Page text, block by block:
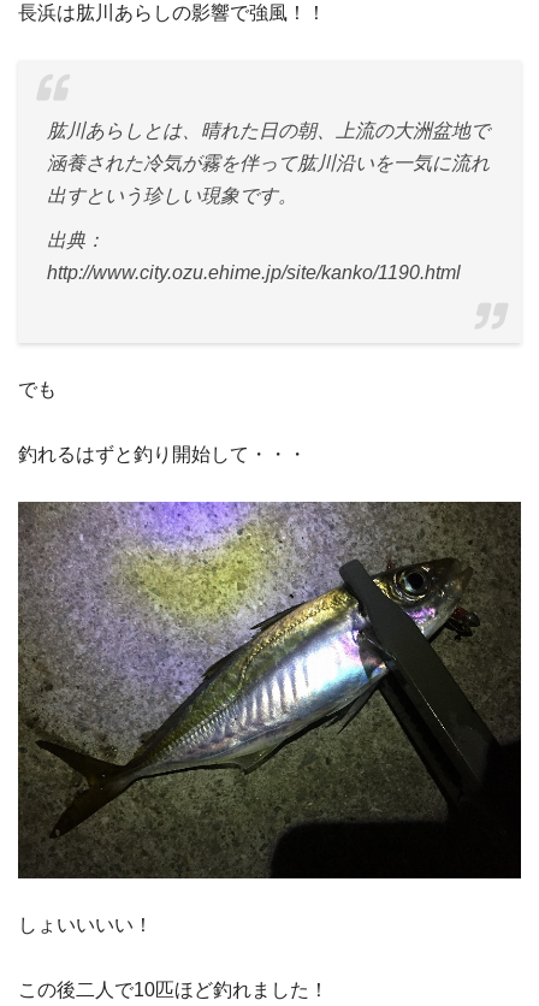
長浜は肱川あらしの影響で強風！！
肱川あらしとは、晴れた日の朝、上流の大洲盆地で
涵養された冷気が霧を伴って肱川沿いを一気に流れ
出すという珍しい現象です。
出典：
http://www.city.ozu.ehime.jp/site/kanko/1190.html
でも
釣れるはずと釣り開始して・・・
しょいいいい！
この後二人で10匹ほど釣れました！